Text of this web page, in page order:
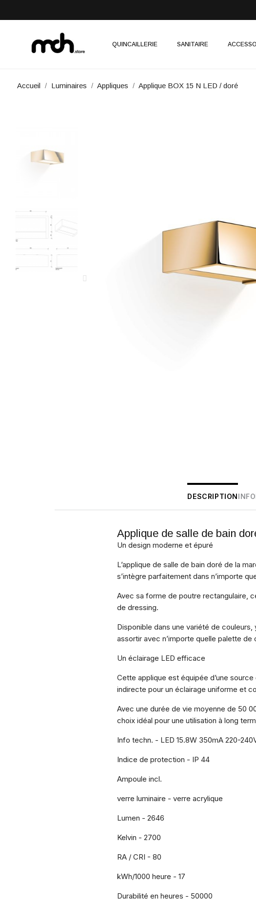
QUINCAILLERIE SANITAIRE
Accueil Luminaires Appliques Applique BOX 15 N LED / doré
DESCRIPTION
Applique de salle de bain
Un design moderne et épuré
L’applique de salle de bain doré de la
s’intègre parfaitement dans n’importe
Avec sa forme de poutre rectangulaire,
de dressing.
Disponible dans une variété de
assortir avec n’importe quelle palette de
Un éclairage LED efficace
Cette applique est équipée d’une
indirecte pour un éclairage uniforme et
Avec une durée de vie moyenne de 50
choix idéal pour une utilisation à long
Info techn. - LED 15.8W 350mA 220-
Indice de protection - IP 44
Ampoule incl.
verre luminaire - verre acrylique
Lumen - 2646
Kelvin - 2700
RA / CRI - 80
kWh/1000 heure - 17
Durabilité en heures - 50000